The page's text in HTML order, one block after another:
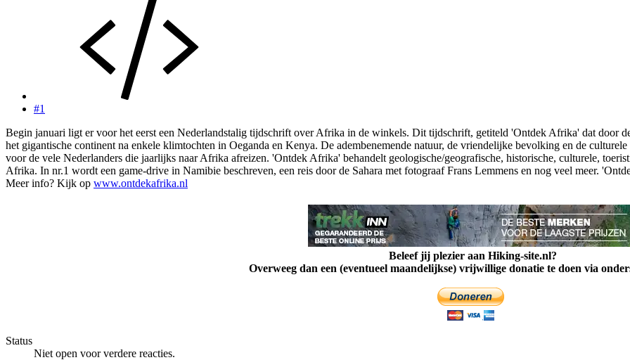
#1
Begin januari ligt er voor het eerst een Nederlandstalig tijdschrift over Afrika in de winkels. Dit tijdschrift, getiteld 'Ontdek Afrika' dat door
het gigantische continent na enkele klimtochten in Oeganda en Kenya. De adembenemende natuur, de vriendelijke bevolking en de
voor de vele Nederlanders die jaarlijks naar Afrika afreizen. 'Ontdek Afrika' behandelt geologische/geografische, historische, culturele,
Afrika. In nr.1 wordt een game-drive in Namibie beschreven, een reis door de Sahara met fotograaf Frans Lemmens en nog veel meer.
Meer info? Kijk op www.ontdekafrika.nl
Beleef jij plezier aan Hiking-site.nl?
Overweeg dan een (eventueel maandelijkse) vrijwillige donatie te doen via
Status
Niet open voor verdere reacties.